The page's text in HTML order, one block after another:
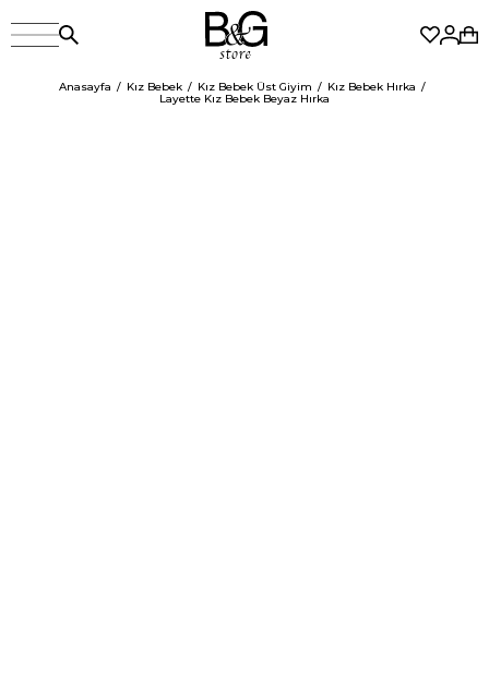
Anasayfa Kız Bebek Kız Bebek Üst Giyim
Kız Bebek Hırka
Layette Kız Bebek Beyaz Hırka